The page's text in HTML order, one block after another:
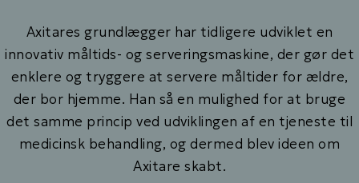
Axitares grundlægger har tidligere udviklet en
innovativ måltids- og serveringsmaskine, der gør det
enklere og tryggere at servere måltider for ældre,
der bor hjemme. Han så en mulighed for at bruge
det samme princip ved udviklingen af en tjeneste til
medicinsk behandling, og dermed blev ideen om
Axitare skabt.